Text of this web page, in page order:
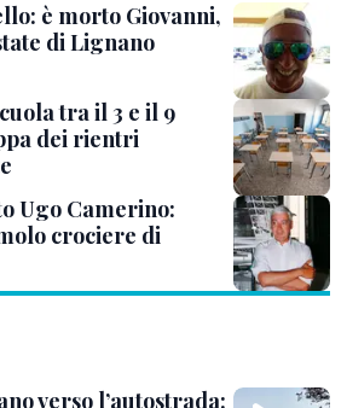
è morto Giovanni,
di Lignano
tra il 3 e il 9
dei rientri
Ugo Camerino:
crociere di
verso l’autostrada: